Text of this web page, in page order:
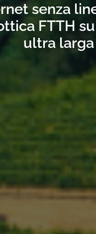
senza
FTTH
ultra larga